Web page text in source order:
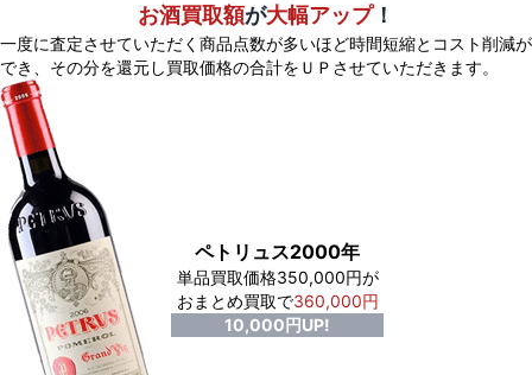
お酒買取額が大幅アップ！
一度に査定させていただく商品点数が多いほど時間短縮とコスト削減が
でき、 その分を還元し買取価格の合計をＵＰさせていただきます。
ペトリュス2000年
単品買取価格350,000円が
おまとめ買取で360,000円
10,000円UP!